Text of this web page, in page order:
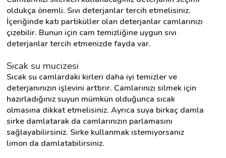
oldukça önemli. Sıvı deterjanlar tercih etmelisiniz.
İçeriğinde katı partiküller olan deterjanlar camlarınızı
çizebilir. Bunun için cam temizliğine uygun sıvı
deterjanlar tercih etmenizde fayda var.
Sıcak su mucizesi
Sıcak su camlardaki kirleri daha iyi temizler ve
deterjanınızın işlevini arttırır. Camlarınızı silmek için
hazırladığınız suyun mümkün olduğunca sıcak
olmasına dikkat etmelisiniz. Ayrıca suya birkaç damla
sirke damlatarak da camlarınızın parlamasını
sağlayabilirsiniz. Sirke kullanmak istemiyorsanız
limon da damlatabilirsiniz.